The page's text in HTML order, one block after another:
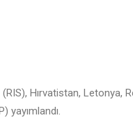
Hırvatistan, Letonya,
yayımlandı.